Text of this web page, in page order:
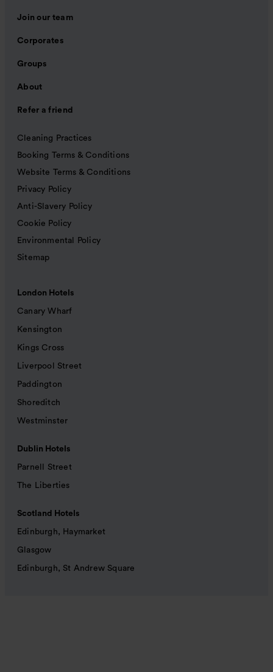
Join our team
Corporates
Groups
About
Refer a friend
Cleaning Practices
Booking Terms & Conditions
Website Terms & Conditions
Privacy Policy
Anti-Slavery Policy
Cookie Policy
Environmental Policy
Sitemap
London Hotels
Canary Wharf
Kensington
Kings Cross
Liverpool Street
Paddington
Shoreditch
Westminster
Dublin Hotels
Parnell Street
The Liberties
Scotland Hotels
Edinburgh, Haymarket
Glasgow
Edinburgh, St Andrew Square